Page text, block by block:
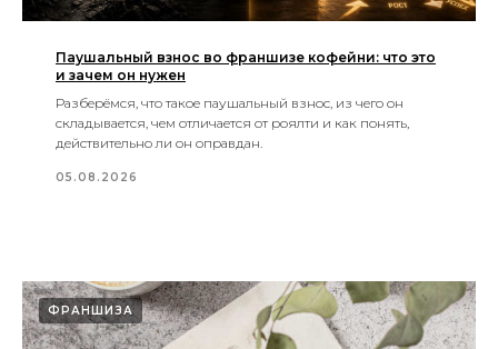
Паушальный взнос во франшизе кофейни: что это
и зачем он нужен
Разберёмся, что такое паушальный взнос, из чего он
складывается, чем отличается от роялти и как понять,
действительно ли он оправдан.
05.08.2026
ФРАНШИЗА